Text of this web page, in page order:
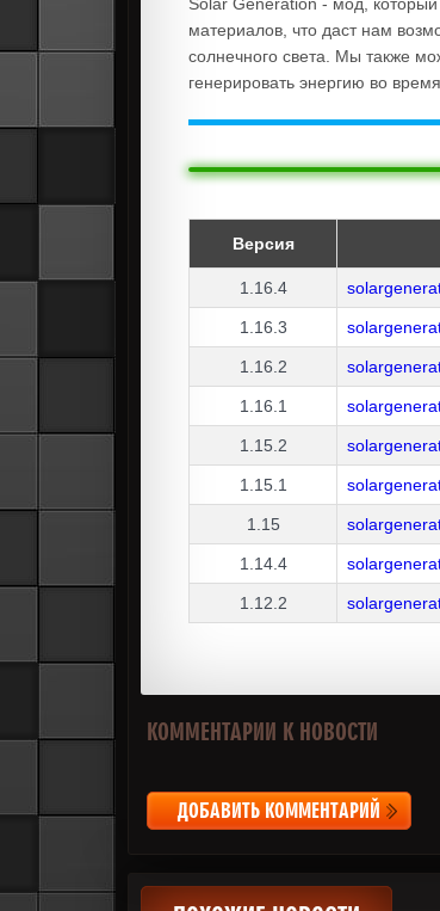
Solar Generation - мод, который
материалов, что даст нам
солнечного света. Мы также
генерировать энергию во
Версия
1.16.4
1.16.3
1.16.2
1.16.1
1.15.2
1.15.1
1.15
1.14.4
1.12.2
КОММЕНТАРИИ К НОВОСТИ
ДОБАВИТЬ КОММЕНТАРИЙ